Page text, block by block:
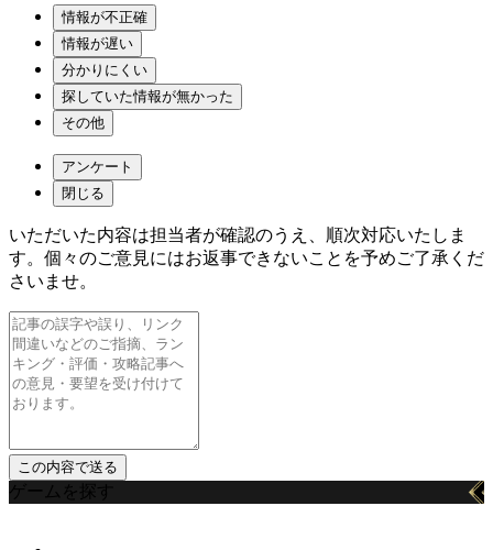
情報が不正確
情報が遅い
分かりにくい
探していた情報が無かった
その他
アンケート
閉じる
いただいた内容は担当者が確認のうえ、順次対応いたしま
す。個々のご意見にはお返事できないことを予めご了承くだ
さいませ。
ゲームを探す